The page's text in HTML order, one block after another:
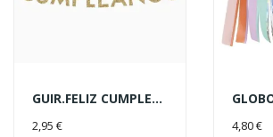
GUIR.FELIZ CUMPLEAÑOS ORO 4MT
2,95 € 4,80 €